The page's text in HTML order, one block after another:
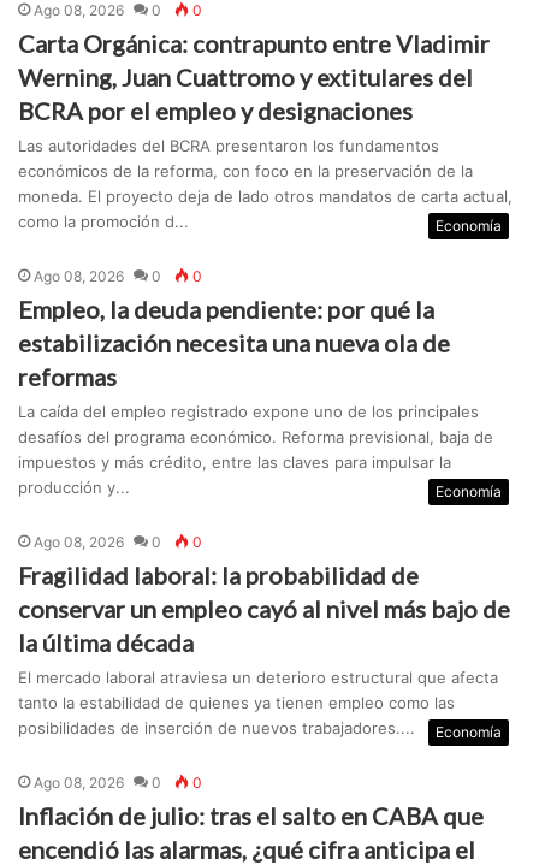
Ago 08, 2026 0 0
Carta Orgánica: contrapunto entre Vladimir
Werning, Juan Cuattromo y extitulares del
BCRA por el empleo y designaciones
Las autoridades del BCRA presentaron los fundamentos
económicos de la reforma, con foco en la preservación de la
moneda. El proyecto deja de lado otros mandatos de carta actual,
como la promoción d...
Economía
Ago 08, 2026 0 0
Empleo, la deuda pendiente: por qué la
estabilización necesita una nueva ola de
reformas
La caída del empleo registrado expone uno de los principales
desafíos del programa económico. Reforma previsional, baja de
impuestos y más crédito, entre las claves para impulsar la
producción y...
Economía
Ago 08, 2026 0 0
Fragilidad laboral: la probabilidad de
conservar un empleo cayó al nivel más bajo de
la última década
El mercado laboral atraviesa un deterioro estructural que afecta
tanto la estabilidad de quienes ya tienen empleo como las
posibilidades de inserción de nuevos trabajadores....
Economía
Ago 08, 2026 0 0
Inflación de julio: tras el salto en CABA que
encendió las alarmas, ¿qué cifra anticipa el